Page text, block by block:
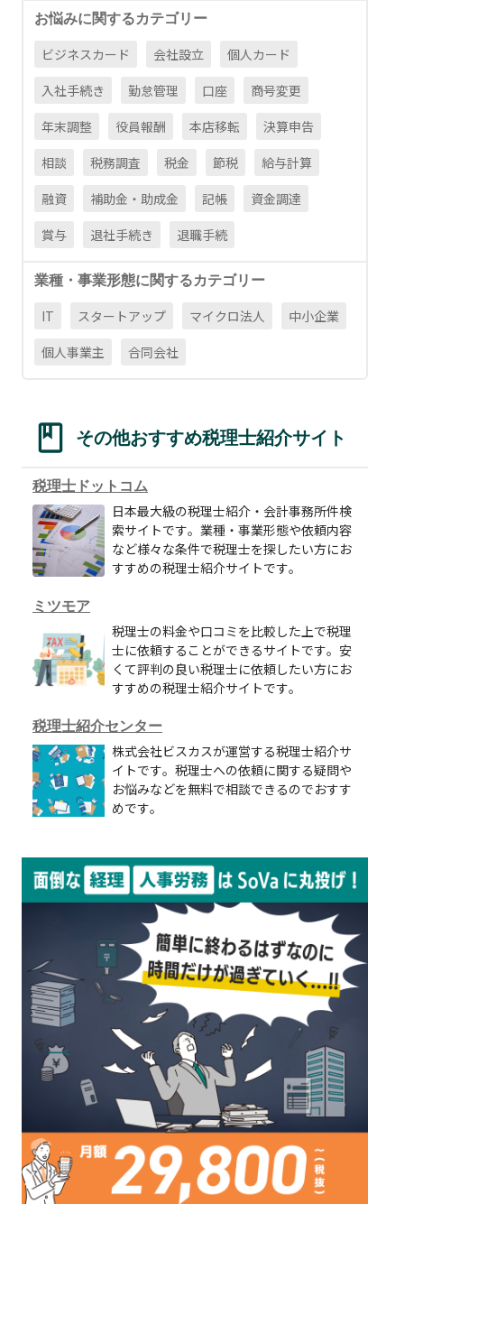
お悩みに関するカテゴリー
ビジネスカード 会社設立
個人カード
入社手続き
勤怠管理 口座
商号変更
年末調整
役員報酬 本店移転
決算申告
相談
税務調査 税金 節税
給与計算
融資
補助金・助成金 記帳
資金調達
賞与
退社手続き 退職手続
業種・事業形態に関するカテゴリー
IT スタートアップ マイクロ法人
中小企業
個人事業主
合同会社
その他おすすめ税理士紹介サイト
税理士ドットコム
日本最大級の税理士紹介・会計事務所件検
索サイトです。業種・事業形態や依頼内容
など様々な条件で税理士を探したい方にお
すすめの税理士紹介サイトです。
ミツモア
税理士の料金や口コミを比較した上で税理
士に依頼することができるサイトです。安
くて評判の良い税理士に依頼したい方にお
すすめの税理士紹介サイトです。
税理士紹介センター
株式会社ビスカスが運営する税理士紹介サ
イトです。税理士への依頼に関する疑問や
お悩みなどを無料で相談できるのでおすす
めです。